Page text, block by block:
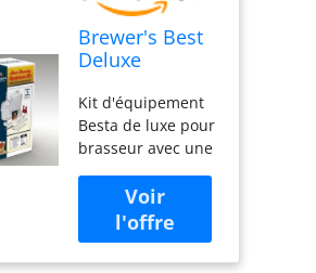
Brewer's Best
Deluxe
Carboy PET
Multicolore
Kit d'équipement
Besta de luxe pour
brasseur avec une
de carburant. Le
kit comprend : 6
Fermenteur
primaire « Ale